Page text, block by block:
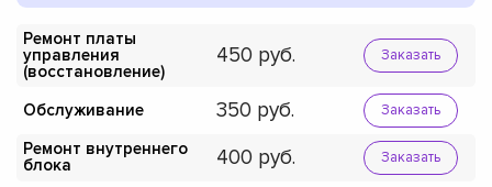
Ремонт платы
управления
(восстановление)
450 Заказать
Обслуживание 350 Заказать
Ремонт внутреннего
блока
400 Заказать